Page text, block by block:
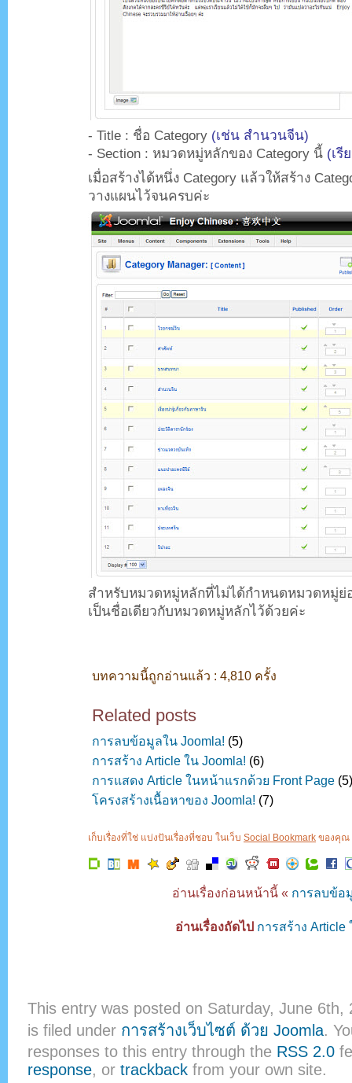
- Title : ชื่อ Category (เช่น สำนวนจีน)
- Section : หมวดหมู่หลักของ Category นี้ (เรี
เมื่อสร้างได้หนึ่ง Category แล้วให้สร้าง
วางแผนไว้จนครบค่ะ
สำหรับหมวดหมู่หลักที่ไม่ได้กำหนดหมวดหมู่ย่อ
เป็นชื่อเดียวกับหมวดหมู่หลักไว้ด้วยค่ะ
บทความนี้ถูกอ่านแล้ว : 4,810 ครั้ง
Related posts
การลบข้อมูลใน Joomla! (5)
การสร้าง Article ใน Joomla! (6)
การแสดง Article ในหน้าแรกด้วย Front Page (5)
โครงสร้างเนื้อหาของ Joomla! (7)
เก็บเรื่องที่ใช่ แบ่งปันเรื่องที่ชอบ ในเว็บ Social Bookmark ของคุณ
อ่านเรื่องก่อนหน้านี้ « การลบข้อ
อ่านเรื่องถัดไป การสร้าง Article
This entry was posted on Saturday, June 6th,
is filed under การสร้างเว็บไซต์ ด้วย Joomla.
responses to this entry through the RSS 2.0
response, or trackback from your own site.